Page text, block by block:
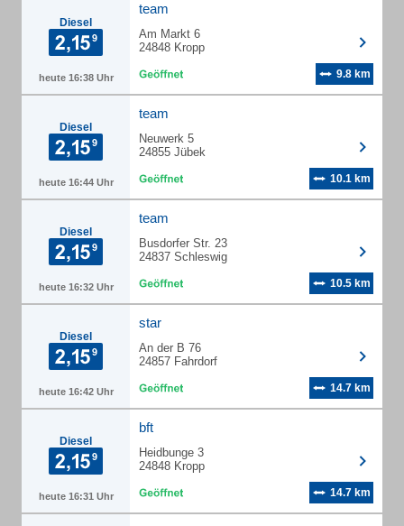
Diesel
heute 16:38 Uhr
team
Am Markt 6
24848 Kropp
9.8 km
Diesel
heute 16:44 Uhr
team
Neuwerk 5
24855 Jübek
10.1 km
Diesel
heute 16:32 Uhr
team
Busdorfer Str. 23
24837 Schleswig
10.5 km
Diesel
heute 16:42 Uhr
star
An der B 76
24857 Fahrdorf
14.7 km
Diesel
heute 16:31 Uhr
bft
Heidbunge 3
24848 Kropp
14.7 km